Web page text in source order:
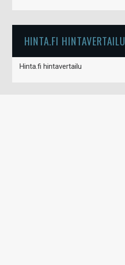
HINTA.FI HINTAVERTAILU
Hinta.fi hintavertailu